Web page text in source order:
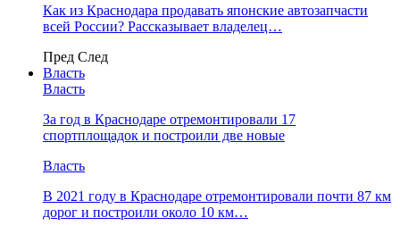
Как из Краснодара продавать японские автозапчасти
всей России? Рассказывает владелец…
Пред След
Власть
Власть
За год в Краснодаре отремонтировали 17
спортплощадок и построили две новые
Власть
В 2021 году в Краснодаре отремонтировали почти 87 км
дорог и построили около 10 км…